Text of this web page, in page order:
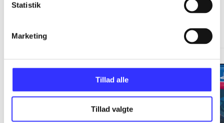
Statistik
Marketing
Tillad alle
Tillad valgte
Playstation hits